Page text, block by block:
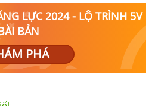
LỰC 2024 - LỘ TRÌNH 5V
BẢN
PHÁ